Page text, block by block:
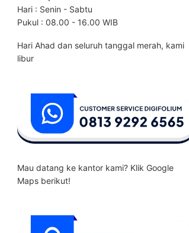
Hari : Senin - Sabtu
Pukul : 08.00 - 16.00 WIB
Hari Ahad dan seluruh tanggal merah, kami
libur
Mau datang ke kantor kami? Klik Google
Maps berikut!